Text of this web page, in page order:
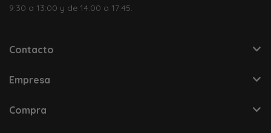
9:30 a 13:00 y de 14:00 a 17:45.
Contacto
Empresa
Compra